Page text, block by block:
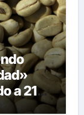
a 21